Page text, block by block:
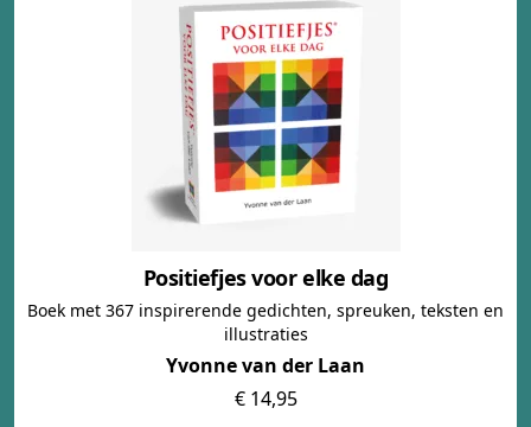
Positiefjes voor elke dag
Boek met 367 inspirerende gedichten, spreuken, teksten en
illustraties
Yvonne van der Laan
€ 14,95